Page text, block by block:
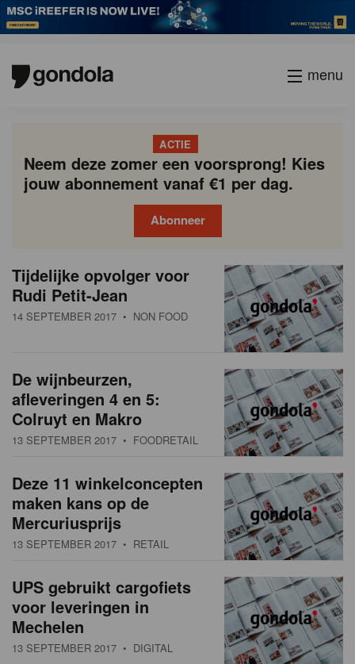
menu
ACTIE
Neem deze zomer een voorsprong! Kies
jouw abonnement vanaf €1 per dag.
Abonneer
N
e
w
s
o
v
e
c
h
Tijdelijke opvolger voor
Rudi Petit-Jean
14 SEPTEMBER 2017 • NON FOOD
De wijnbeurzen,
afleveringen 4 en 5:
Colruyt en Makro
13 SEPTEMBER 2017 • FOODRETAIL
Deze 11 winkelconcepten
maken kans op de
Mercuriusprijs
13 SEPTEMBER 2017 • RETAIL
UPS gebruikt cargofiets
voor leveringen in
Mechelen
13 SEPTEMBER 2017 • DIGITAL
P
a
g
a
t
i
o
Vorige
Page
Page
Page
Page
Current
page
Page
Page
Page
Page
Volgende
academy
society